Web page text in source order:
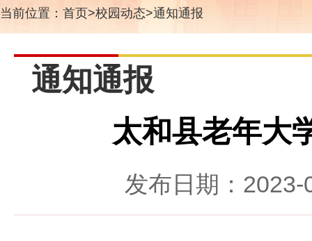
当前位置： 首页>校园动态>通知通报
通知通报
太和县老年大
发布日期：